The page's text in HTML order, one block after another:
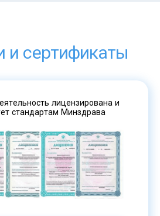
и сертификаты
лицензирована и
стандартам Минздрава